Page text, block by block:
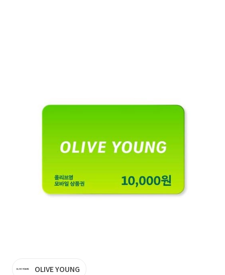
OLIVE YOUNG